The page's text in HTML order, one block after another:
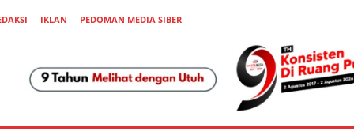
IKLAN PEDOMAN MEDIA SIBER